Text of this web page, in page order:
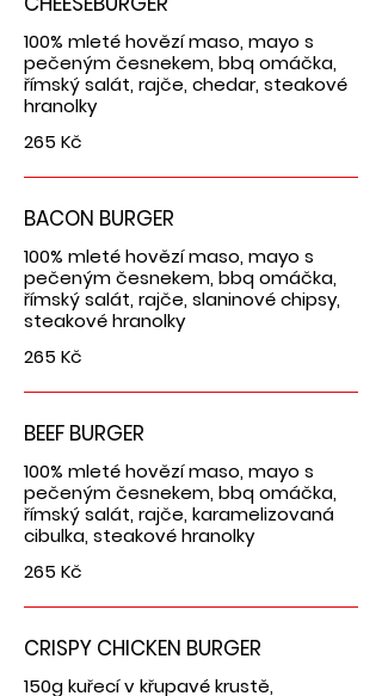
100% mleté hovězí maso, mayo s
pečeným česnekem, bbq omáčka,
římský salát, rajče, chedar, steakové
hranolky
265 Kč
BACON BURGER
100% mleté hovězí maso, mayo s
pečeným česnekem, bbq omáčka,
římský salát, rajče, slaninové chipsy,
steakové hranolky
265 Kč
BEEF BURGER
100% mleté hovězí maso, mayo s
pečeným česnekem, bbq omáčka,
římský salát, rajče, karamelizovaná
cibulka, steakové hranolky
265 Kč
CRISPY CHICKEN BURGER
150g kuřecí v křupavé krustě,